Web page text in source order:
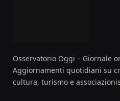
Osservatorio Oggi – Giornale
Aggiornamenti quotidiani su
cultura, turismo e